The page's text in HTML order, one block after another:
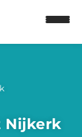
Nijkerk